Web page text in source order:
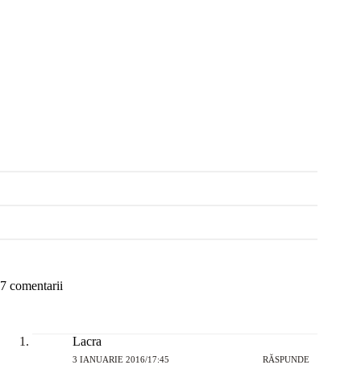
7 comentarii
Lacra
3 IANUARIE 2016/17:45 RĂSPUNDE